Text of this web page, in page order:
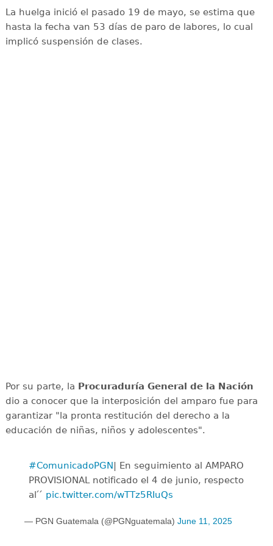
La huelga inició el pasado 19 de mayo, se estima que
hasta la fecha van 53 días de paro de labores, lo cual
implicó suspensión de clases.
Por su parte, la Procuraduría General de la Nación
dio a conocer que la interposición del amparo fue para
garantizar "la pronta restitución del derecho a la
educación de niñas, niños y adolescentes".
#ComunicadoPGN| En seguimiento al AMPARO
PROVISIONAL notificado el 4 de junio, respecto
al ́ ́ pic.twitter.com/wTTz5RIuQs
— PGN Guatemala (@PGNguatemala) June 11, 2025